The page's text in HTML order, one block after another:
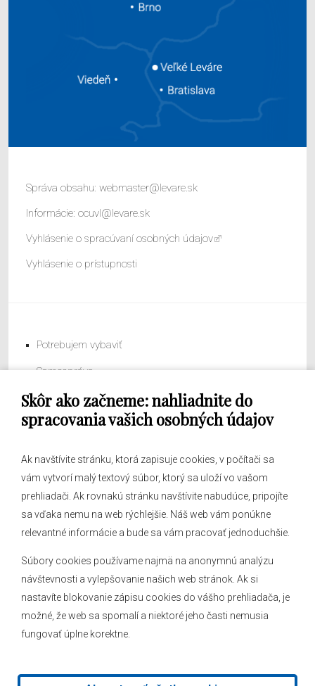
Skôr ako začneme: nahliadnite do
spracovania vašich osobných údajov
Ak navštívite stránku, ktorá zapisuje cookies, v počítači sa
vám vytvorí malý textový súbor, ktorý sa uloží vo vašom
prehliadači. Ak rovnakú stránku navštívite nabudúce, pripojíte
sa vďaka nemu na web rýchlejšie. Náš web vám ponúkne
relevantné informácie a bude sa vám pracovať jednoduchšie.
Súbory cookies používame najmä na anonymnú analýzu
návštevnosti a vylepšovanie našich web stránok. Ak si
nastavíte blokovanie zápisu cookies do vášho prehliadača, je
možné, že web sa spomalí a niektoré jeho časti nemusia
fungovať úplne korektne.
Správa obsahu: webmaster@levare.sk
Informácie: ocuvl@levare.sk
Vyhlásenie o spracúvaní osobných údajov
Vyhlásenie o prístupnosti
Potrebujem vybaviť
Samospráva
Obecný úrad
O obci
Hlásenia obecného rozhlasu
Kontakt
Mapa stránok